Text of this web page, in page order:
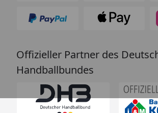
Offizieller Partner des
Handballbundes